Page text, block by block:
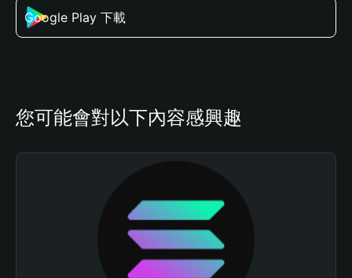
Google Play 下載
您可能會對以下內容感興趣